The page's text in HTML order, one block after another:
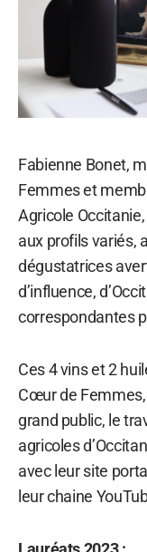
Fabienne Bonet,
Femmes et
Agricole
aux profils variés,
dégustatrices
d’influence,
correspondantes
Ces 4 vins et 2
Cœur de
grand public, le
agricoles
avec leur site
leur chaine